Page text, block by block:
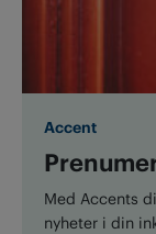
Accent
Med Accents
nyheter i din